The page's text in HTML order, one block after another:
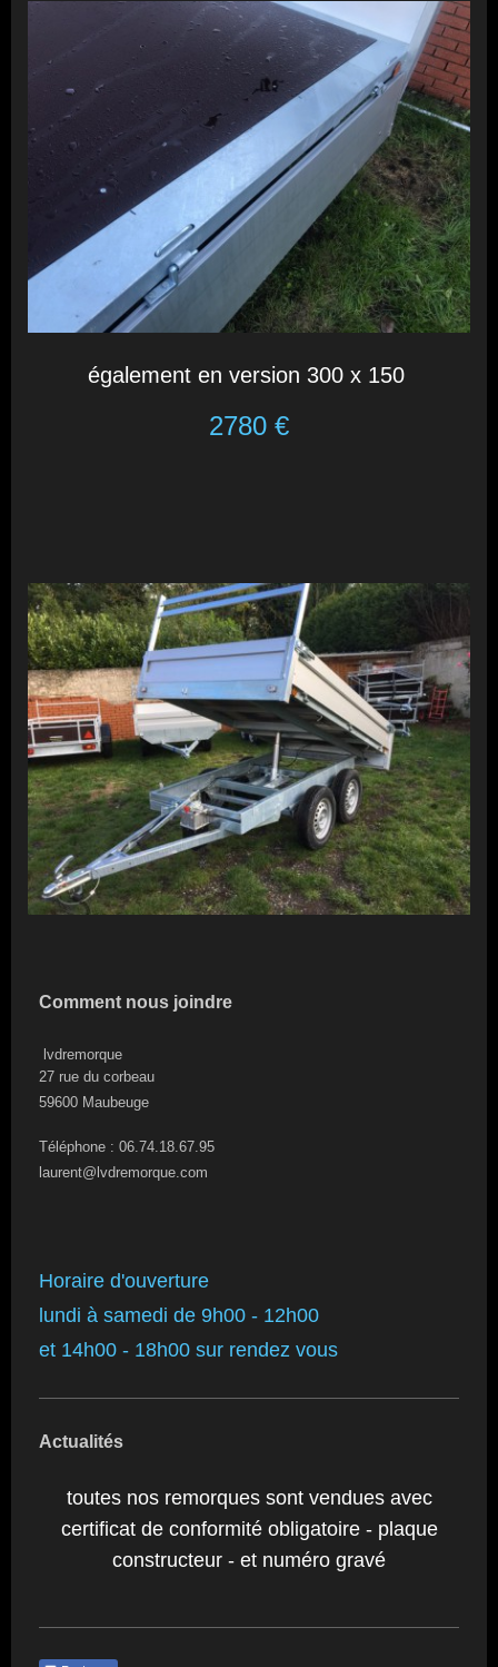
également en version 300 x 150
2780 €
Comment nous joindre
lvdremorque
27 rue du corbeau
59600 Maubeuge
Téléphone : 06.74.18.67.95
laurent@lvdremorque.com
Horaire d'ouverture
lundi à samedi de 9h00 - 12h00
et 14h00 - 18h00 sur rendez vous
Actualités
toutes nos remorques sont vendues avec
certificat de conformité obligatoire - plaque
constructeur - et numéro gravé